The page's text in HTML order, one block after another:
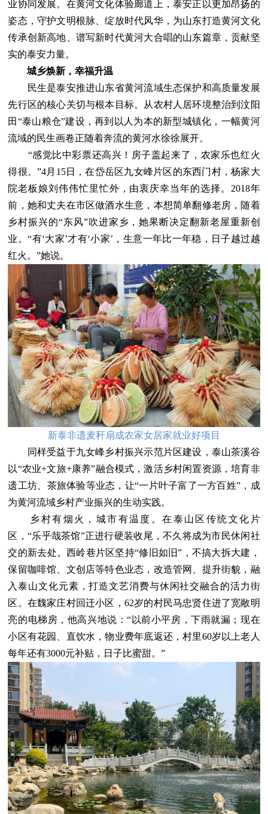
业协同发展。在黄河文化体验廊道上，泰安正以更加昂扬的
姿态，守护文明根脉、绽放时代风华，为山东打造黄河文化
传承创新高地、谱写新时代黄河大合唱的山东篇章，贡献坚
实的泰安力量。
城乡焕新，幸福升温
民生是泰安推进山东省黄河流域生态保护和高质量发展
先行区的核心关切与根本目标。从农村人居环境整治到汶阳
田“泰山粮仓”建设，再到以人为本的新型城镇化，一幅黄河
流域的民生画卷正随着奔流的黄河水徐徐展开。
“感觉比中彩票还高兴！房子盖起来了，农家乐也红火
得很。”4月15日，在岱岳区九女峰片区的东西门村，杨家大
院老板娘刘伟伟忙里忙外，由衷庆幸当年的选择。2018年
前，她和丈夫在市区做酒水生意，本想简单翻修老房，随着
乡村振兴的“东风”吹进家乡，她果断决定翻新老屋重新创
业。“有‘大家’才有‘小家’，生意一年比一年稳，日子越过越
红火。”她说。
新泰非遗麦秆扇成农家女居家就业好项目
同样受益于九女峰乡村振兴示范片区建设，泰山茶溪谷
以“农业+文旅+康养”融合模式，激活乡村闲置资源，培育非
遗工坊、茶旅体验等业态，让“一片叶子富了一方百姓”，成
为黄河流域乡村产业振兴的生动实践。
乡村有烟火，城市有温度。在泰山区传统文化片
区，“乐乎哉茶馆”正进行硬装收尾，不久将成为市民休闲社
交的新去处。西岭巷片区坚持“修旧如旧”，不搞大拆大建，
保留咖啡馆、文创店等特色业态，改造管网、提升街貌，融
入泰山文化元素，打造文艺消费与休闲社交融合的活力街
区。在魏家庄村回迁小区，62岁的村民马忠贤住进了宽敞明
亮的电梯房，他高兴地说：“以前小平房，下雨就漏；现在
小区有花园、直饮水，物业费年底返还，村里60岁以上老人
每年还有3000元补贴，日子比蜜甜。”